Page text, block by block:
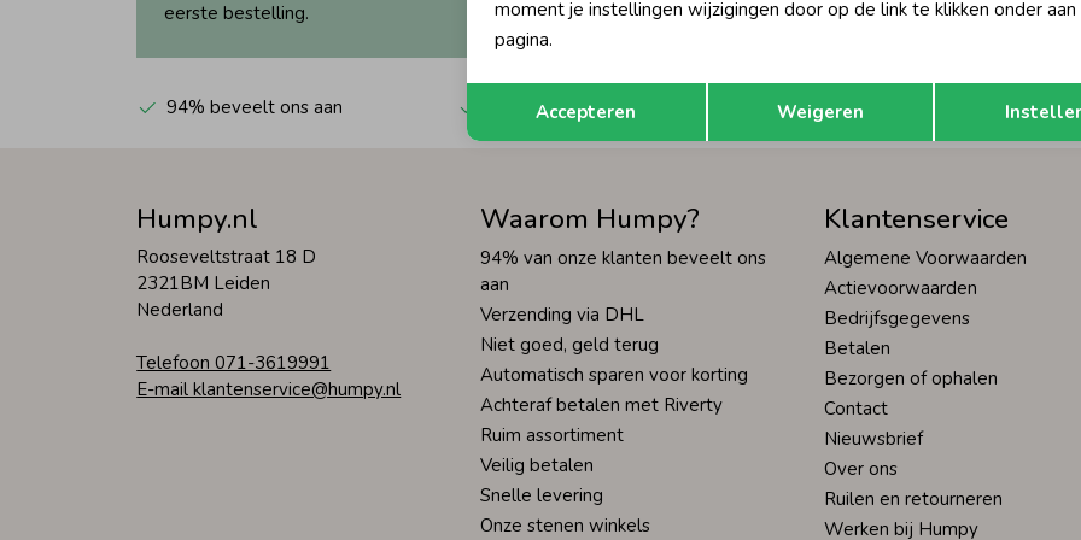
eerste bestelling. Hoe we met je data omgaan?
94% beveelt ons aan Automatisch sparen voor korting Wij scoren een 9,4
Humpy.nl
Rooseveltstraat 18 D
2321BM Leiden
Nederland
Telefoon 071-3619991
E-mail klantenservice@humpy.nl
Waarom Humpy?
94% van onze klanten beveelt ons
aan
Verzending via DHL
Niet goed, geld terug
Automatisch sparen voor korting
Achteraf betalen met Riverty
Ruim assortiment
Veilig betalen
Snelle levering
Onze stenen winkels
Klantenservice
Algemene Voorwaarden
Actievoorwaarden
Bedrijfsgegevens
Betalen
Bezorgen of ophalen
Contact
Nieuwsbrief
Over ons
Ruilen en retourneren
Werken bij Humpy
Terug Opslaan
moment je instellingen wijzigingen door op de link te klikken onder aan
pagina.
Accepteren Weigeren